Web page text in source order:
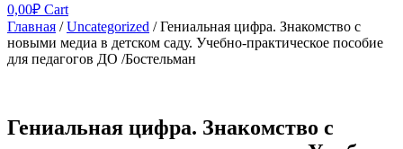
0,00₽ Cart
Главная /Uncategorized / Гениальная цифра. Знакомство с
новыми медиа в детском саду. Учебно-практическое пособие
для педагогов ДО /Бостельман
Гениальная цифра. Знакомство с